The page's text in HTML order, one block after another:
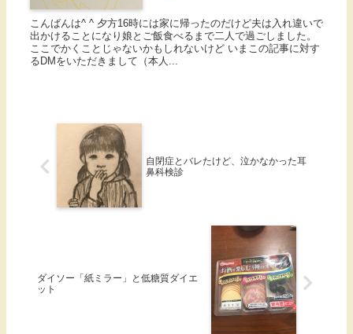
こんばんは^ ^ 夕方16時には家に帰ったのだけど夫は入れ違いで
出かけることになり娘とご飯食べるまで二人で過ごしました。
ここでかくことじゃないかもしれないけど いまこの記事に対す
るDMをいただきまして（本人...
自閉症とバレたけど、泣かなかった耳
鼻科検診
ダイソー「紙ミラー」と低糖質ダイエ
ット